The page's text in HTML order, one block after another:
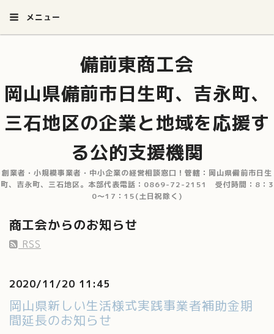
メニュー
備前東商工会
岡山県備前市日生町、吉永町、
三石地区の企業と地域を応援す
る公的支援機関
創業者・小規模事業者・中小企業の経営相談窓口！管轄：岡山県備前市日生
町、吉永町、三石地区。本部代表電話：0869-72-2151 受付時間：8：3
0～17：15(土日祝除く)
商工会からのお知らせ
RSS
2020/11/20 11:45
岡山県新しい生活様式実践事業者補助金期
間延長のお知らせ